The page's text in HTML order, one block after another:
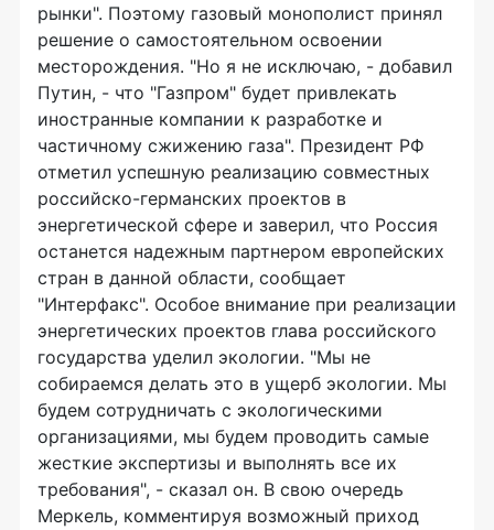
рынки". Поэтому газовый монополист принял
решение о самостоятельном освоении
месторождения. "Но я не исключаю, - добавил
Путин, - что "Газпром" будет привлекать
иностранные компании к разработке и
частичному сжижению газа". Президент РФ
отметил успешную реализацию совместных
российско-германских проектов в
энергетической сфере и заверил, что Россия
останется надежным партнером европейских
стран в данной области, сообщает
"Интерфакс". Особое внимание при реализации
энергетических проектов глава российского
государства уделил экологии. "Мы не
собираемся делать это в ущерб экологии. Мы
будем сотрудничать с экологическими
организациями, мы будем проводить самые
жесткие экспертизы и выполнять все их
требования", - сказал он. В свою очередь
Меркель, комментируя возможный приход